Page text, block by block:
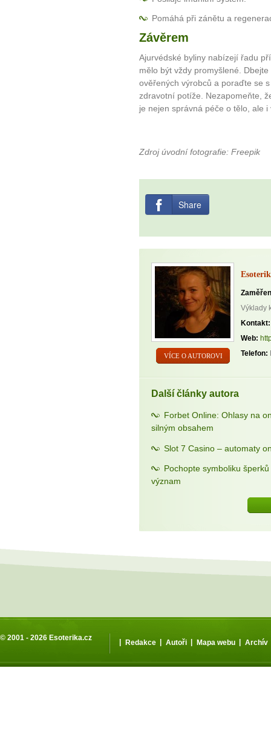
Pomáhá při zánětu a
Závěrem
Ajurvédské byliny nabízejí řadu
mělo být vždy promyšlené.
ověřených výrobců a poraďte se
zdravotní potíže. Nezapomeňte,
je nejen správná péče o tělo, ale
Zdroj úvodní fotografie: Freepik
Share
VÍCE O AUTOROVI
Výklady
Kontakt:
Web:
Telefon:
Další články autora
Forbet Online: Ohlasy na
silným obsahem
Slot 7 Casino – automaty
Pochopte symboliku
význam
© 2001 - 2026 Esoterika.cz
Redakce Autoři Mapa webu Archív